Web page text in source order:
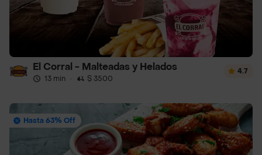
El Corral - Malteadas y Helados
13 min · $ 3500
4.7
Hasta 63% Off